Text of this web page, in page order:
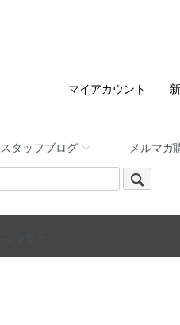
スタッフブログ メルマガ
マイアカウント